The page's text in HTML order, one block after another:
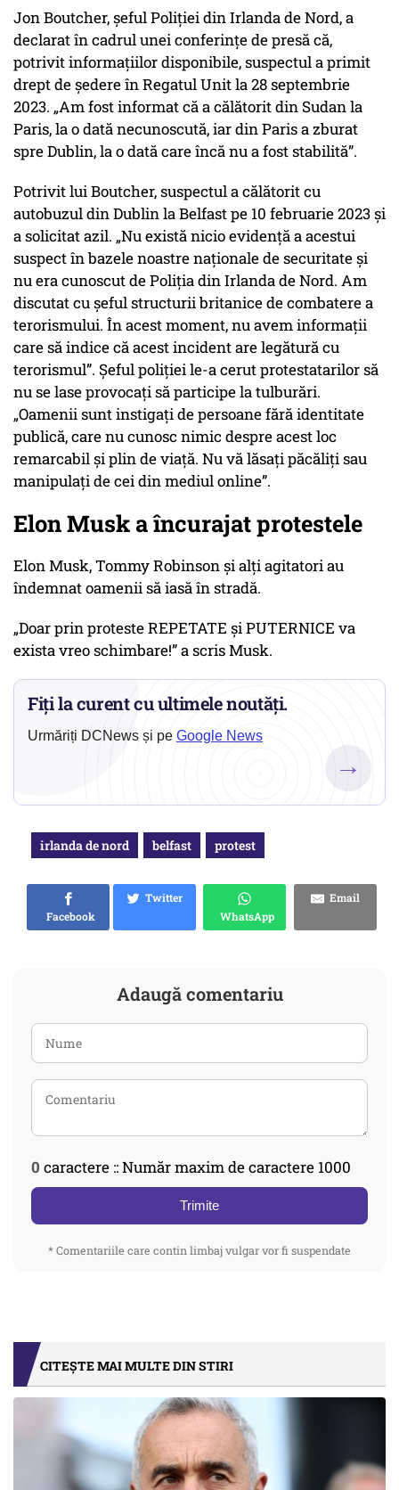
Jon Boutcher, șeful Poliției din Irlanda de Nord, a
declarat în cadrul unei conferințe de presă că,
potrivit informațiilor disponibile, suspectul a primit
drept de ședere în Regatul Unit la 28 septembrie
2023. „Am fost informat că a călătorit din Sudan la
Paris, la o dată necunoscută, iar din Paris a zburat
spre Dublin, la o dată care încă nu a fost stabilită”.
Potrivit lui Boutcher, suspectul a călătorit cu
autobuzul din Dublin la Belfast pe 10 februarie 2023 și
a solicitat azil. „Nu există nicio evidență a acestui
suspect în bazele noastre naționale de securitate și
nu era cunoscut de Poliția din Irlanda de Nord. Am
discutat cu șeful structurii britanice de combatere a
terorismului. În acest moment, nu avem informații
care să indice că acest incident are legătură cu
terorismul”. Șeful poliției le-a cerut protestatarilor să
nu se lase provocați să participe la tulburări.
„Oamenii sunt instigați de persoane fără identitate
publică, care nu cunosc nimic despre acest loc
remarcabil și plin de viață. Nu vă lăsați păcăliți sau
manipulați de cei din mediul online”.
Elon Musk a încurajat protestele
Elon Musk, Tommy Robinson și alți agitatori au
îndemnat oamenii să iasă în stradă.
„Doar prin proteste REPETATE și PUTERNICE va
exista vreo schimbare!”a scris Musk.
Fiți la curent cu ultimele noutăți.
Urmăriți DCNews și pe Google News
→
irlanda de nord belfast protest
Facebook
Twitter
WhatsApp
Email
Adaugă comentariu
0 caractere :: Număr maxim de caractere 1000
Trimite
* Comentariile care contin limbaj vulgar vor fi suspendate
CITEȘTE MAI MULTE DIN STIRI